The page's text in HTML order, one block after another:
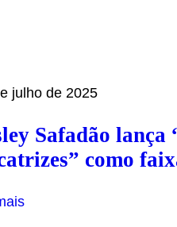
julho de 2025
Safadão lança
como